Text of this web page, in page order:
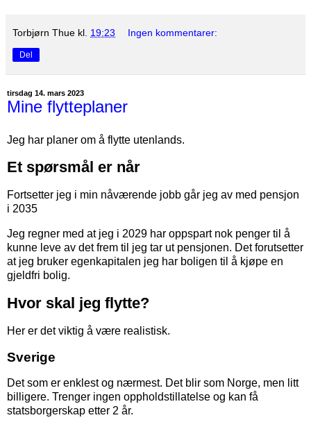
Torbjørn Thue kl. 19:23 Ingen kommentarer:
Del
tirsdag 14. mars 2023
Mine flytteplaner
Jeg har planer om å flytte utenlands.
Et spørsmål er når
Fortsetter jeg i min nåværende jobb går jeg av med pensjon
i 2035
Jeg regner med at jeg i 2029 har oppspart nok penger til å
kunne leve av det frem til jeg tar ut pensjonen. Det forutsetter
at jeg bruker egenkapitalen jeg har boligen til å kjøpe en
gjeldfri bolig.
Hvor skal jeg flytte?
Her er det viktig å være realistisk.
Sverige
Det som er enklest og nærmest. Det blir som Norge, men litt
billigere. Trenger ingen oppholdstillatelse og kan få
statsborgerskap etter 2 år.